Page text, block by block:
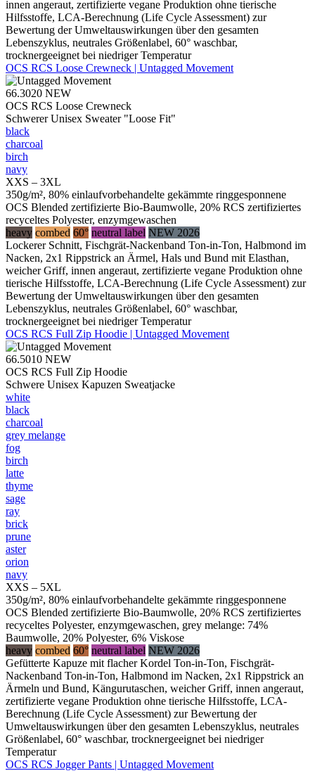
innen angeraut, zertifizierte vegane Produktion ohne tierische
Hilfsstoffe, LCA-Berechnung (Life Cycle Assessment) zur
Bewertung der Umweltauswirkungen über den gesamten
Lebenszyklus, neutrales Größenlabel, 60° waschbar,
trocknergeeignet bei niedriger Temperatur
OCS RCS Loose Crewneck | Untagged Movement
66.3020 NEW
OCS RCS Loose Crewneck
Schwerer Unisex Sweater "Loose Fit"
black
charcoal
birch
navy
XXS – 3XL
350g/m², 80% einlaufvorbehandelte gekämmte ringgesponnene
OCS Blended zertifizierte Bio-Baumwolle, 20% RCS zertifiziertes
recyceltes Polyester, enzymgewaschen
heavy combed 60° neutral label NEW 2026
Lockerer Schnitt, Fischgrät-Nackenband Ton-in-Ton, Halbmond im
Nacken, 2x1 Rippstrick an Ärmel, Hals und Bund mit Elasthan,
weicher Griff, innen angeraut, zertifizierte vegane Produktion ohne
tierische Hilfsstoffe, LCA-Berechnung (Life Cycle Assessment) zur
Bewertung der Umweltauswirkungen über den gesamten
Lebenszyklus, neutrales Größenlabel, 60° waschbar,
trocknergeeignet bei niedriger Temperatur
OCS RCS Full Zip Hoodie | Untagged Movement
66.5010 NEW
OCS RCS Full Zip Hoodie
Schwere Unisex Kapuzen Sweatjacke
white
black
charcoal
grey melange
fog
birch
latte
thyme
sage
ray
brick
prune
aster
orion
navy
XXS – 5XL
350g/m², 80% einlaufvorbehandelte gekämmte ringgesponnene
OCS Blended zertifizierte Bio-Baumwolle, 20% RCS zertifiziertes
recyceltes Polyester, enzymgewaschen, grey melange: 74%
Baumwolle, 20% Polyester, 6% Viskose
heavy combed 60° neutral label NEW 2026
Gefütterte Kapuze mit flacher Kordel Ton-in-Ton, Fischgrät-
Nackenband Ton-in-Ton, Halbmond im Nacken, 2x1 Rippstrick an
Ärmeln und Bund, Kängurutaschen, weicher Griff, innen angeraut,
zertifizierte vegane Produktion ohne tierische Hilfsstoffe, LCA-
Berechnung (Life Cycle Assessment) zur Bewertung der
Umweltauswirkungen über den gesamten Lebenszyklus, neutrales
Größenlabel, 60° waschbar, trocknergeeignet bei niedriger
Temperatur
OCS RCS Jogger Pants | Untagged Movement